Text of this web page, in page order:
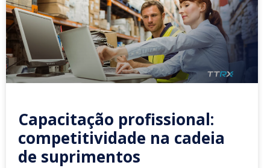
Capacitação profissional:
competitividade na cadeia
de suprimentos